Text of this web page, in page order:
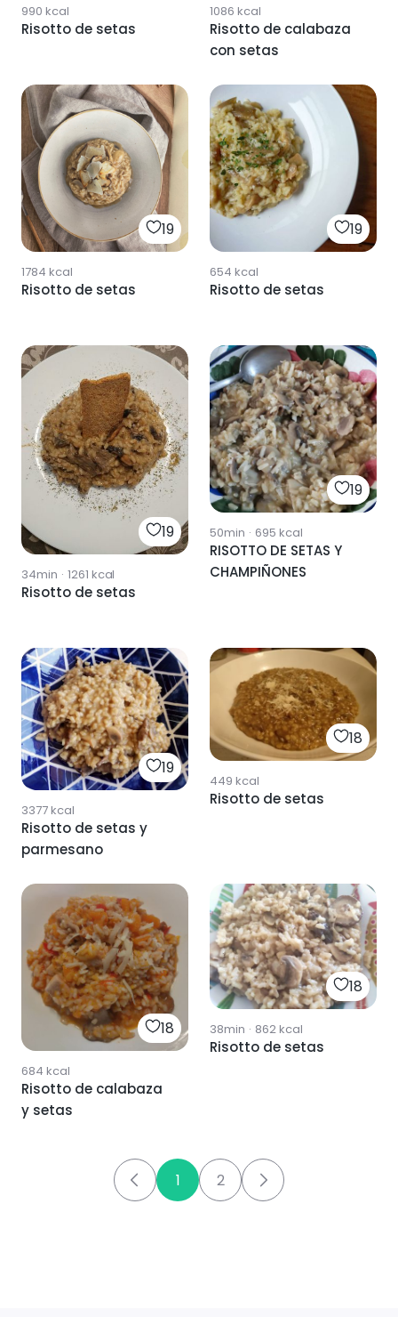
990 kcal
Risotto de setas
1086 kcal
Risotto de calabaza
con setas
19
1784 kcal
Risotto de setas
19
654 kcal
Risotto de setas
19
34min · 1261 kcal
Risotto de setas
19
50min · 695 kcal
RISOTTO DE SETAS Y
CHAMPIÑONES
19
3377kcal
Risotto de setas y
parmesano
18
449 kcal
Risotto de setas
18
684 kcal
Risotto de calabaza
y setas
18
38min · 862kcal
Risotto de setas
1 2